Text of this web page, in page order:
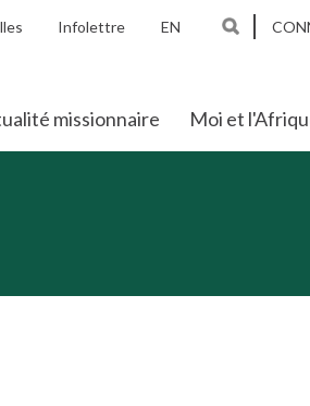
Infolettre EN
missionnaire Moi et